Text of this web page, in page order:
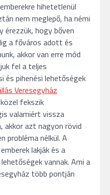
hihetetlenül
nem meglepő, ha némi
érezzük, hogy bőven
a főváros adott és
akkor van erre mód
fel a teljes
és pihenési lehetőségek
Veresegyház
fekszik
valamiért vissza
akkor azt nagyon rövid
probléma nélkül. A
lakják és a
vannak. Ami a
több pontján